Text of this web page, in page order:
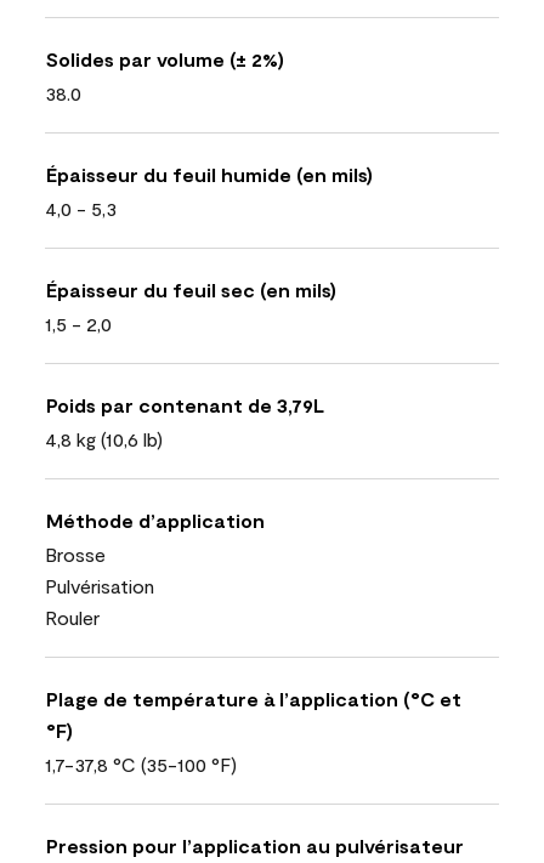
Solides par volume (± 2%)
38.0
Épaisseur du feuil humide (en mils)
4,0 - 5,3
Épaisseur du feuil sec (en mils)
1,5 - 2,0
Poids par contenant de 3,79L
4,8 kg (10,6 lb)
Méthode d’application
Brosse
Pulvérisation
Rouler
Plage de température à l’application (°C et
°F)
1,7-37,8 °C (35-100 °F)
Pression pour l’application au pulvérisateur